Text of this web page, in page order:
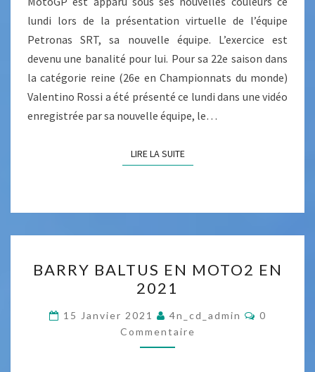
C
L
A
S
S
E
S
O
V
A
N
T
I
N
lundi lors de la présentation virtuelle de l’équipe
Petronas SRT, sa nouvelle équipe. L’exercice est
devenu une banalité pour lui. Pour sa 22e saison dans
la catégorie reine (26e en Championnats du monde)
Valentino Rossi a été présenté ce lundi dans une vidéo
enregistrée par sa nouvelle équipe, le…
LIRE LA SUITELIRE LA SUITE
R
R
Y
B
BARRY BALTUS EN MOTO2 EN
2021
15 Janvier 2021 4n_cd_admin
C
0
Commentaire